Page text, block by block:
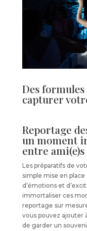
Des
capturer
Reportage
un moment
entre
Les préparatifs de
simple mise en
d’émotions et
immortaliser ces
reportage sur
vous pouvez ajouter
de garder un